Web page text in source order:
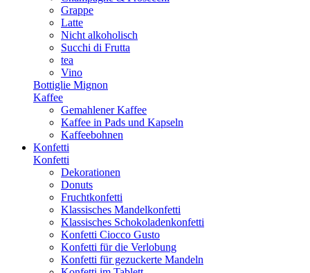
Grappe
Latte
Nicht alkoholisch
Succhi di Frutta
tea
Vino
Bottiglie Mignon
Kaffee
Gemahlener Kaffee
Kaffee in Pads und Kapseln
Kaffeebohnen
Konfetti
Konfetti
Dekorationen
Donuts
Fruchtkonfetti
Klassisches Mandelkonfetti
Klassisches Schokoladenkonfetti
Konfetti Ciocco Gusto
Konfetti für die Verlobung
Konfetti für gezuckerte Mandeln